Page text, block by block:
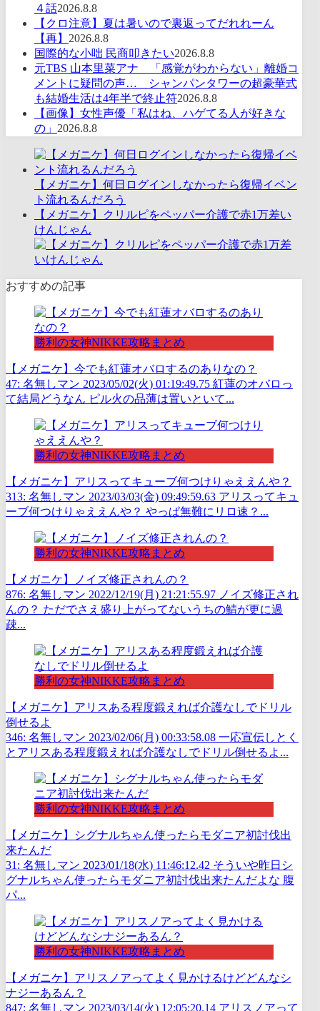
４話2026.8.8
【クロ注意】夏は暑いので裏返ってだれれーん
【再】 2026.8.8
国際的な小咄 民商叩きたい2026.8.8
元TBS 山本里菜アナ 「感覚がわからない」離婚コ
メントに疑問の声… シャンパンタワーの超豪華式
も結婚生活は4年半で終止符2026.8.8
【画像】女性声優「私はね、ハゲてる人が好きな
の」 2026.8.8
【メガニケ】何日ログインしなかったら復帰イベン
ト流れるんだろう
【メガニケ】クリルピをペッパー介護で赤1万差い
けんじゃん
おすすめの記事
勝利の女神NIKKE攻略まとめ
【メガニケ】今でも紅蓮オバロするのありなの？
47: 名無しマン 2023/05/02(火) 01:19:49.75 紅蓮のオバロっ
て結局どうなん ピル火の品薄は置いといて...
勝利の女神NIKKE攻略まとめ
【メガニケ】アリスってキューブ何つけりゃええんや？
313: 名無しマン 2023/03/03(金) 09:49:59.63 アリスってキュ
ーブ何つけりゃええんや？ やっぱ無難にリロ速？...
勝利の女神NIKKE攻略まとめ
【メガニケ】ノイズ修正されんの？
876: 名無しマン 2022/12/19(月) 21:21:55.97 ノイズ修正され
んの？ ただでさえ盛り上がってないうちの鯖が更に過
疎...
勝利の女神NIKKE攻略まとめ
【メガニケ】アリスある程度鍛えれば介護なしでドリル
倒せるよ
346: 名無しマン 2023/02/06(月) 00:33:58.08 一応宣伝しとく
とアリスある程度鍛えれば介護なしでドリル倒せるよ...
勝利の女神NIKKE攻略まとめ
【メガニケ】シグナルちゃん使ったらモダニア初討伐出
来たんだ
31: 名無しマン 2023/01/18(水) 11:46:12.42 そういや昨日シ
グナルちゃん使ったらモダニア初討伐出来たんだよな 腹
パ...
勝利の女神NIKKE攻略まとめ
【メガニケ】アリスノアってよく見かけるけどどんなシ
ナジーあるん？
847: 名無しマン 2023/03/14(火) 12:05:20.14 アリスノアって